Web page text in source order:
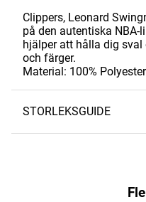
Clippers, Leonard
på den autentiska NBA-
hjälper att hålla dig
och färger.
Material: 100%
STORLEKSGUIDE